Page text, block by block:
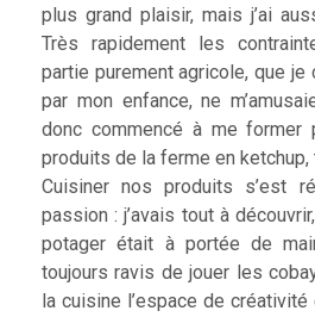
plus grand plaisir, mais j’ai
Très rapidement les
partie purement agricole, que
par mon enfance, ne
donc commencé à me former
produits de la ferme en
Cuisiner nos produits s’est
passion : j’avais tout à
potager était à portée de
toujours ravis de jouer les
la cuisine l’espace de créativité